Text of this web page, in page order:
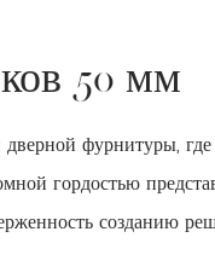
50 мм
фурнитуры,
гордостью
созданию